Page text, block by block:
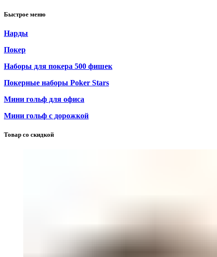
Быстрое меню
Нарды
Покер
Наборы для покера 500 фишек
Покерные наборы Poker Stars
Мини гольф для офиса
Мини гольф с дорожкой
Товар со скидкой